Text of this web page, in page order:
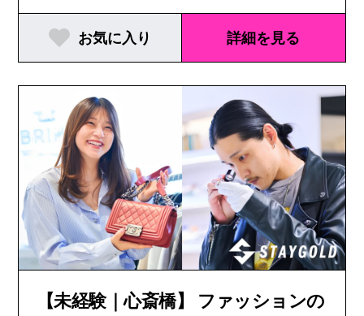
お気に入り 詳細を見る
【未経験｜心斎橋】 ファッションの